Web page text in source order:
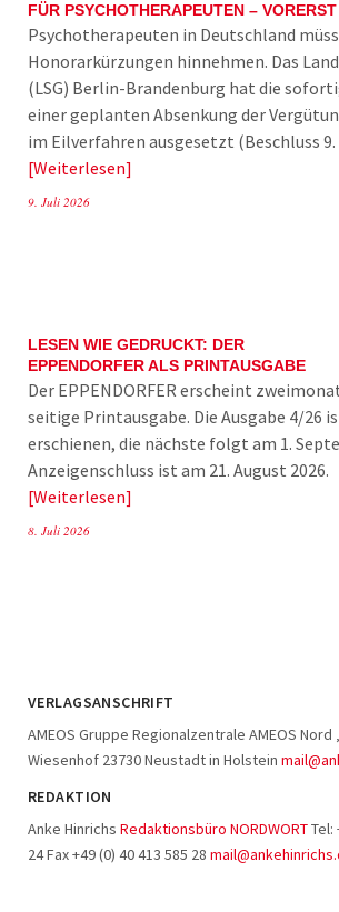
FÜR PSYCHOTHERAPEUTEN – VORERST
Psychotherapeuten in Deutschland
Honorarkürzungen hinnehmen. Das
(LSG) Berlin-Brandenburg hat die
einer geplanten Absenkung der
im Eilverfahren ausgesetzt (Beschluss
Weiterlesen
9. Juli 2026
LESEN WIE GEDRUCKT: DER
EPPENDORFER ALS PRINTAUSGABE
Der EPPENDORFER erscheint
seitige Printausgabe. Die Ausgabe 4/26
erschienen, die nächste folgt am 1.
Anzeigenschluss ist am 21. August
Weiterlesen
8. Juli 2026
VERLAGSANSCHRIFT
AMEOS Gruppe Regionalzentrale AMEOS
Wiesenhof 23730 Neustadt in Holstein
REDAKTION
Anke Hinrichs Redaktionsbüro NORDWORTTel:
24 Fax +49 (0) 40 413 585 28